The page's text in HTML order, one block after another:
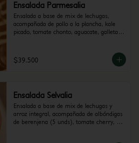
Ensalada Parmesalia
Ensalada a base de mix de lechugas,
acompañada de pollo a la plancha, kale
picado, tomate chonto, aguacate, galletas
César.
$39.500
Ensalada Selvalia
Ensalada a base de mix de lechugas y
arroz integral, acompañada de albóndigas
de berenjena (5 unds), tomate cherry,